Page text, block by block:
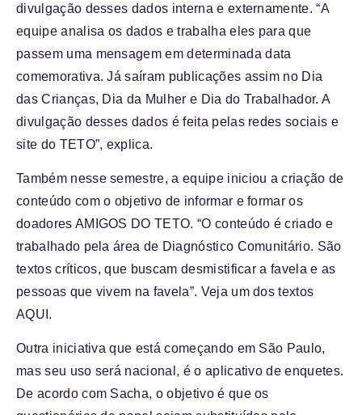
divulgação desses dados interna e externamente. “A
equipe analisa os dados e trabalha eles para que
passem uma mensagem em determinada data
comemorativa. Já saíram publicações assim no Dia
das Crianças, Dia da Mulher e Dia do Trabalhador. A
divulgação desses dados é feita pelas redes sociais e
site do TETO”, explica.
Também nesse semestre, a equipe iniciou a criação de
conteúdo com o objetivo de informar e formar os
doadores AMIGOS DO TETO. “O conteúdo é criado e
trabalhado pela área de Diagnóstico Comunitário. São
textos críticos, que buscam desmistificar a favela e as
pessoas que vivem na favela”. Veja um dos textos
AQUI .
Outra iniciativa que está começando em São Paulo,
mas seu uso será nacional, é o aplicativo de enquetes.
De acordo com Sacha, o objetivo é que os